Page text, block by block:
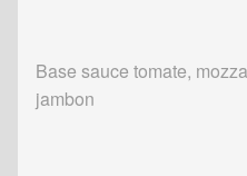
Base sauce tomate,
jambon